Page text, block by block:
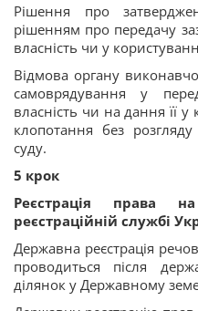
Рішення про
рішенням про передачу
власність чи у
Відмова органу
самоврядування у
власність чи на дання її
клопотання без
суду.
5 крок
Реєстрація права
реєстраційній службі
Державна реєстрація
проводиться після
ділянок у Державному